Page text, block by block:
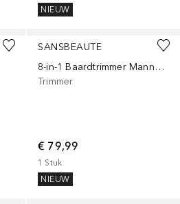
NIEUW
SANSBEAUTE
8-in-1 Baardtrimmer Mannen - Baard en Lichaam - 0.5-15MM - Bodygroomer - Multigroomer - Waterproof
Trimmer
€ 79,99
1 Stuk
NIEUW